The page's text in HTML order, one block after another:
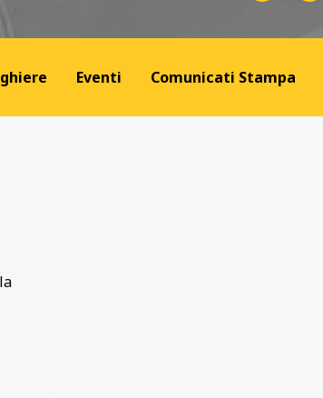
Eventi Comunicati Stampa